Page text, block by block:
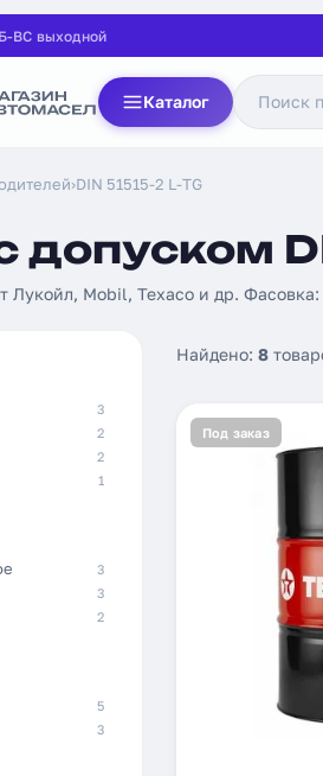
ВС выходной
Каталог
›DIN 51515-2 L-TG
Лукойл, Mobil, Texaco и др.
3
2
2
1
3
3
2
5
3
Найдено: 8
Под заказ